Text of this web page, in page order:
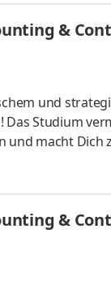
ein
und
&
und
Studium
macht Dich
– direkt am
in Deiner
ein
und
&